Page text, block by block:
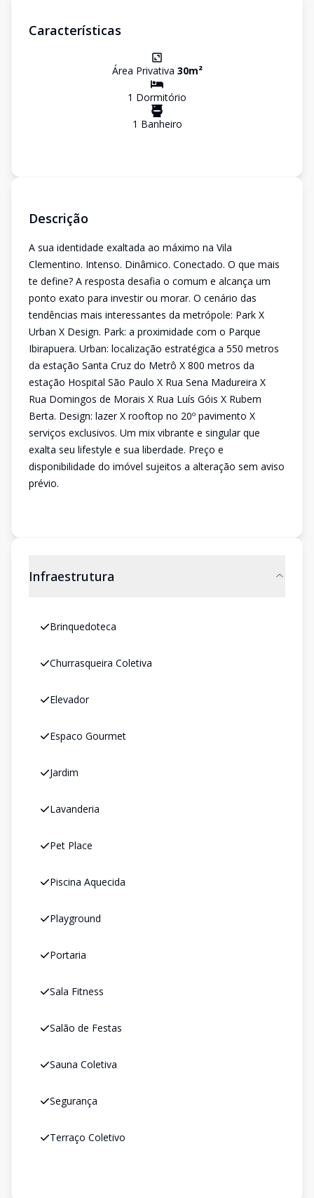
Características
Área Privativa 30m²
1 Dormitório
1 Banheiro
Descrição
A sua identidade exaltada ao máximo na Vila
Clementino. Intenso. Dinâmico. Conectado. O que mais
te define? A resposta desafia o comum e alcança um
ponto exato para investir ou morar. O cenário das
tendências mais interessantes da metrópole: Park X
Urban X Design. Park: a proximidade com o Parque
Ibirapuera. Urban: localização estratégica a 550 metros
da estação Santa Cruz do Metrô X 800 metros da
estação Hospital São Paulo X Rua Sena Madureira X
Rua Domingos de Morais X Rua Luís Góis X Rubem
Berta. Design: lazer X rooftop no 20º pavimento X
serviços exclusivos. Um mix vibrante e singular que
exalta seu lifestyle e sua liberdade. Preço e
disponibilidade do imóvel sujeitos a alteração sem aviso
prévio.
Infraestrutura
Brinquedoteca
Churrasqueira Coletiva
Elevador
Espaco Gourmet
Jardim
Lavanderia
Pet Place
Piscina Aquecida
Playground
Portaria
Sala Fitness
Salão de Festas
Sauna Coletiva
Segurança
Terraço Coletivo